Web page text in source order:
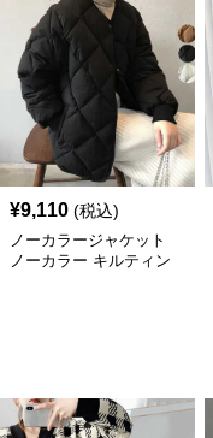
¥9,110 (税込)
ノーカラージャケット
ノーカラー キルティン